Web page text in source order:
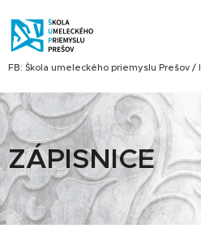
FB: Škola umeleckého priemyslu Prešov /
ZÁPISNICE